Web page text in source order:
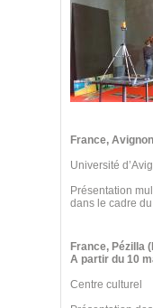
France,
Université
Présentation
dans le cadre du
France, Pézilla
A partir du 10
Centre culturel